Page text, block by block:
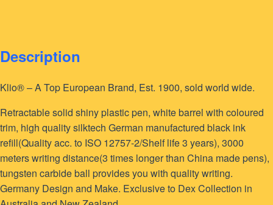
Description
Klio® – A Top European Brand, Est. 1900, sold world wide.
Retractable solid shiny plastic pen, white barrel with coloured
trim, high quality silktech German manufactured black ink
refill(Quality acc. to ISO 12757-2/Shelf life 3 years), 3000
meters writing distance(3 times longer than China made pens),
tungsten carbide ball provides you with quality writing.
Germany Design and Make. Exclusive to Dex Collection in